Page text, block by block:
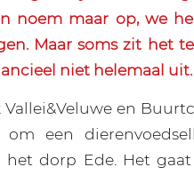
noem maar op, we
Maar soms zit het
niet helemaal uit.
en
een
dorp Ede. Het